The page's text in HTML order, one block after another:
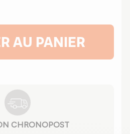
AU PANIER
CHRONOPOST